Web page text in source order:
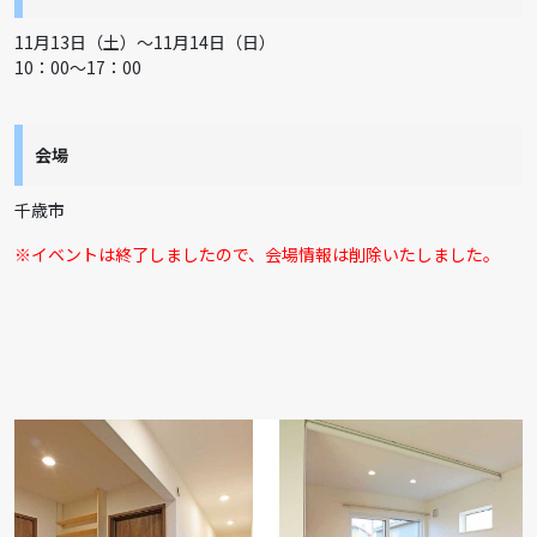
11月13日（土）～11月14日（日）
10：00～17：00
会場
千歳市
※イベントは終了しましたので、会場情報は削除いたしました。